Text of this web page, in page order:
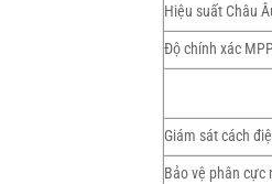
Hiệu suất Châu
Độ chính xác
Giám sát cách
Bảo vệ phân cực